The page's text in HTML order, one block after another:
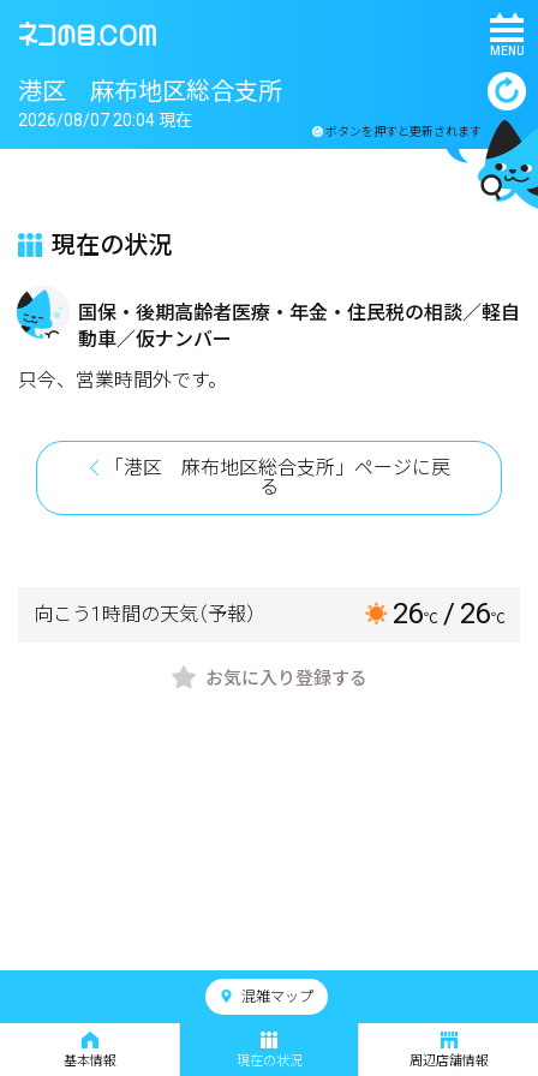
MENU
港区 麻布地区総合支所
ボタンを押すと更新されます
2026/08/07 20:04 現在
現在の状況
国保・後期高齢者医療・年金・住民税の相談／軽自
動車／仮ナンバー
只今、営業時間外です。
「港区 麻布地区総合支所」ページに戻
る
向こう1時間の天気（予報） 26℃ / 26℃
お気に入り登録する
混雑マップ
基本情報 現在の状況 周辺店舗情報